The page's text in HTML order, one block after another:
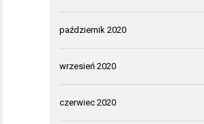
październik 2020
wrzesień 2020
czerwiec 2020